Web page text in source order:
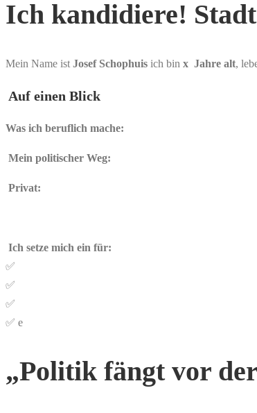
Ich kandidiere! Stadt
Mein Name ist Josef Schophuis ich bin x Jahre alt,
Auf einen Blick
Was ich beruflich mache:
️️ Mein politischer Weg:
Privat:
Ich setze mich ein für:
✅
✅
✅
✅ e
„Politik fängt vor